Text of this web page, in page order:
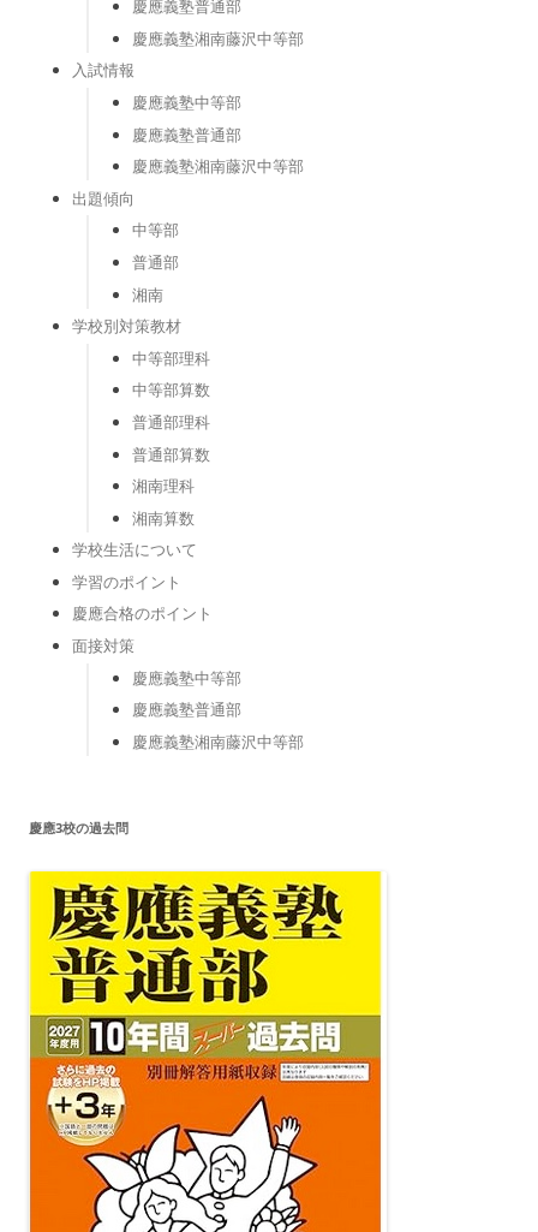
慶應義塾普通部
慶應義塾湘南藤沢中等部
入試情報
慶應義塾中等部
慶應義塾普通部
慶應義塾湘南藤沢中等部
出題傾向
中等部
普通部
湘南
学校別対策教材
中等部理科
中等部算数
普通部理科
普通部算数
湘南理科
湘南算数
学校生活について
学習のポイント
慶應合格のポイント
面接対策
慶應義塾中等部
慶應義塾普通部
慶應義塾湘南藤沢中等部
慶應3校の過去問